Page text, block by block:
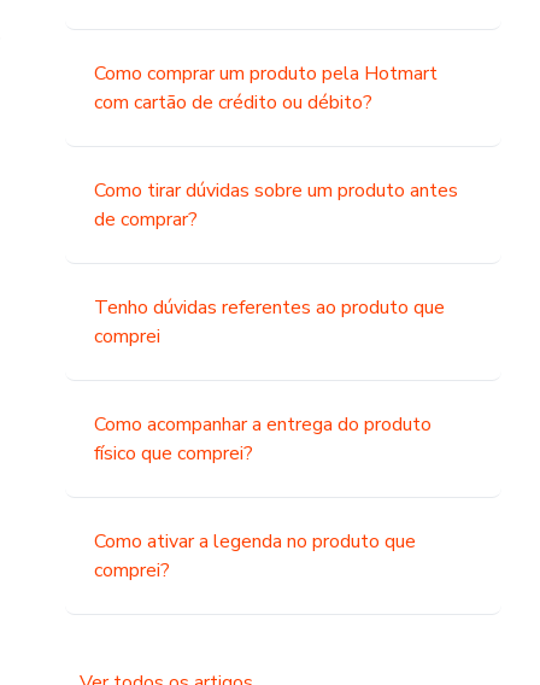
Como comprar um produto pela Hotmart
com cartão de crédito ou débito?
Como tirar dúvidas sobre um produto antes
de comprar?
Tenho dúvidas referentes ao produto que
comprei
Como acompanhar a entrega do produto
físico que comprei?
Como ativar a legenda no produto que
comprei?